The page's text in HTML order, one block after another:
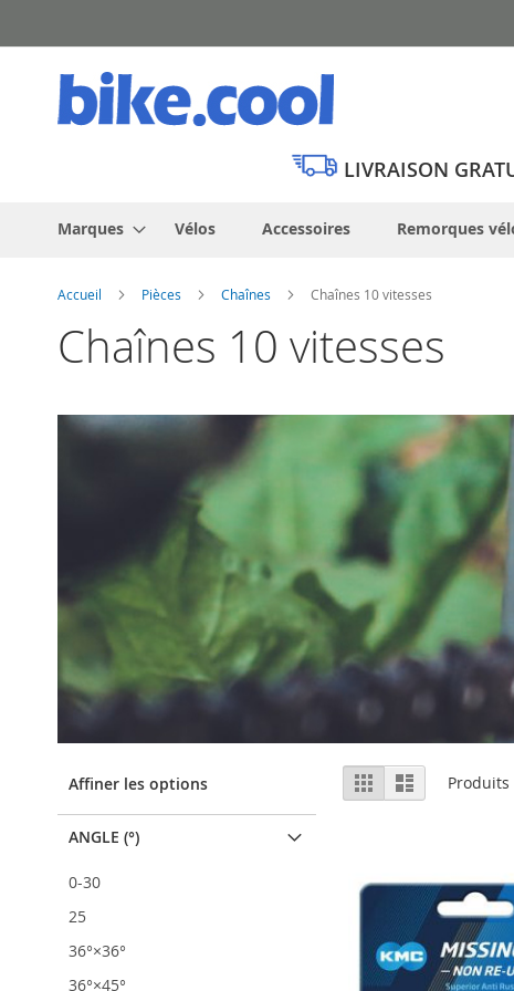
au
LIVRAISON
Marques Vélos Accessoires Remorques
Accueil Pièces Chaînes Chaînes 10 vitesses
Chaînes 10 vitesses
Afficher
en
GrilleListe Produits
Affiner les options
ANGLE (°)
0-30
25
36°×36°
36°×45°